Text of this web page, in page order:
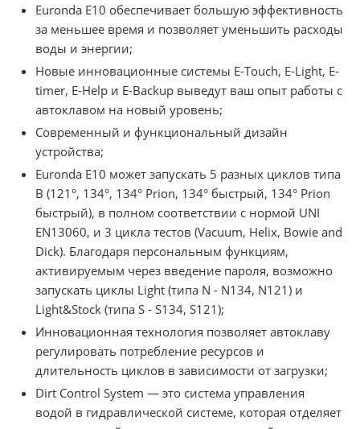
Euronda E10 обеспечивает большую эффективность
за меньшее время и позволяет уменьшить расходы
воды и энергии;
Новые инновационные системы E-Touch, E-Light, E-
timer, E-Help и E-Backup выведут ваш опыт работы с
автоклавом на новый уровень;
Современный и функциональный дизайн
устройства;
Euronda E10 может запускать 5 разных циклов типа
В (121°, 134°, 134° Prion, 134° быстрый, 134° Prion
быстрый), в полном соответствии с нормой UNI
EN13060, и 3 цикла тестов (Vacuum, Helix, Bowie and
Dick). Благодаря персональным функциям,
активируемым через введение пароля, возможно
запускать циклы Light (типа N - N134, N121) и
Light&Stock (типа S - S134, S121);
Инновационная технология позволяет автоклаву
регулировать потребление ресурсов и
длительность циклов в зависимости от загрузки;
Dirt Control System — это система управления
водой в гидравлической системе, которая отделяет